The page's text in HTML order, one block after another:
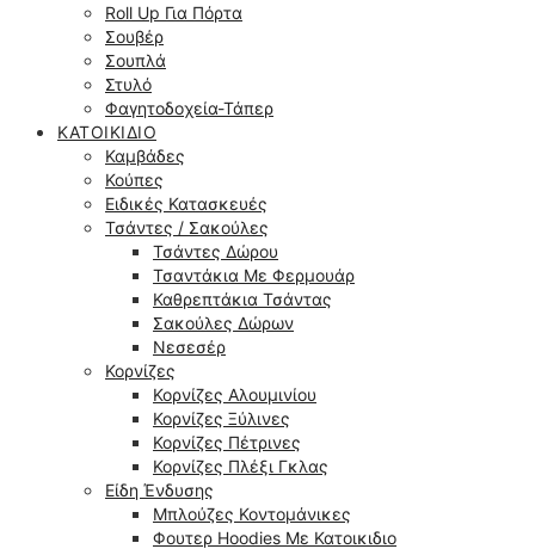
Roll Up Για Πόρτα
Σουβέρ
Σουπλά
Στυλό
Φαγητοδοχεία-Τάπερ
ΚΑΤΟΙΚΊΔΙΟ
Καμβάδες
Κούπες
Ειδικές Κατασκευές
Τσάντες / Σακούλες
Τσάντες Δώρου
Τσαντάκια Με Φερμουάρ
Καθρεπτάκια Τσάντας
Σακούλες Δώρων
Νεσεσέρ
Κορνίζες
Κορνίζες Αλουμινίου
Κορνίζες Ξύλινες
Κορνίζες Πέτρινες
Κορνίζες Πλέξι Γκλας
Είδη Ένδυσης
Μπλούζες Κοντομάνικες
Φουτερ Hoodies Με Κατοικιδιο